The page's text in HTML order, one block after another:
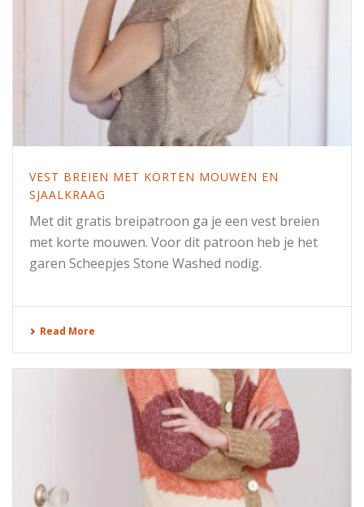
VEST BREIEN MET KORTEN MOUWEN EN
SJAALKRAAG
Met dit gratis breipatroon ga je een vest breien
met korte mouwen. Voor dit patroon heb je het
garen Scheepjes Stone Washed nodig.
Read More